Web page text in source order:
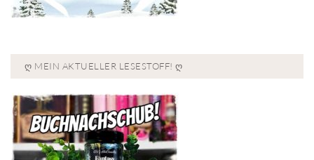
Ღ MEIN AKTUELLER LESESTOFF! Ღ